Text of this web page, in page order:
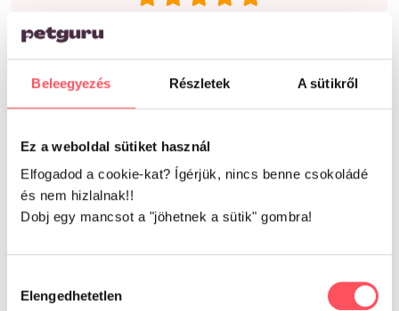
Beleegyezés Részletek A sütikről
Ez a weboldal sütiket használ
Elfogadod a cookie-kat? Ígérjük, nincs benne csokoládé
és nem hizlalnak!!
Dobj egy mancsot a "jöhetnek a sütik" gombra!
kiválasztása
Elengedhetetlen
Már kipróbáltad ezt a
terméket?